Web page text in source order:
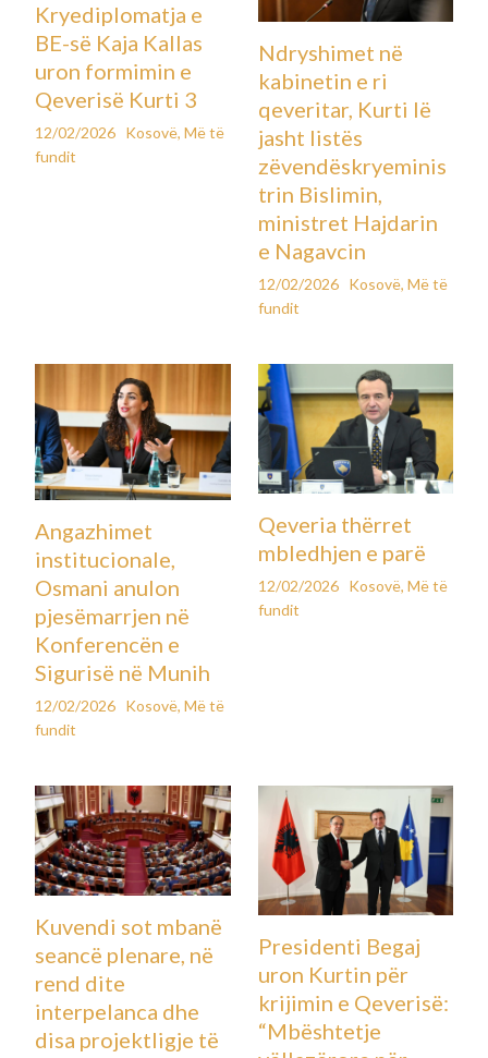
Kryediplomatja e
BE-së Kaja Kallas
uron formimin e
Qeverisë Kurti 3
12/02/2026 Kosovë,Më të
fundit
Ndryshimet në
kabinetin e ri
qeveritar, Kurti lë
jasht listës
zëvendëskryeminis
trin Bislimin,
ministret Hajdarin
e Nagavcin
12/02/2026 Kosovë, Më të
fundit
Angazhimet
institucionale,
Osmani anulon
pjesëmarrjen në
Konferencën e
Sigurisë në Munih
12/02/2026 Kosovë,Më të
fundit
Qeveria thërret
mbledhjen e parë
12/02/2026 Kosovë, Më të
fundit
Kuvendi sot mbanë
seancë plenare, në
rend dite
interpelanca dhe
disa projektligje të
Presidenti Begaj
uron Kurtin për
krijimin e Qeverisë:
“Mbështetje